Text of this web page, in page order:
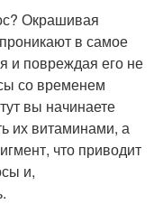
Окрашивая
в самое
и повреждая его не
со временем
вы начинаете
их витаминами, а
что приводит
и,